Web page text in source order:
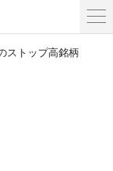
ストップ高銘柄